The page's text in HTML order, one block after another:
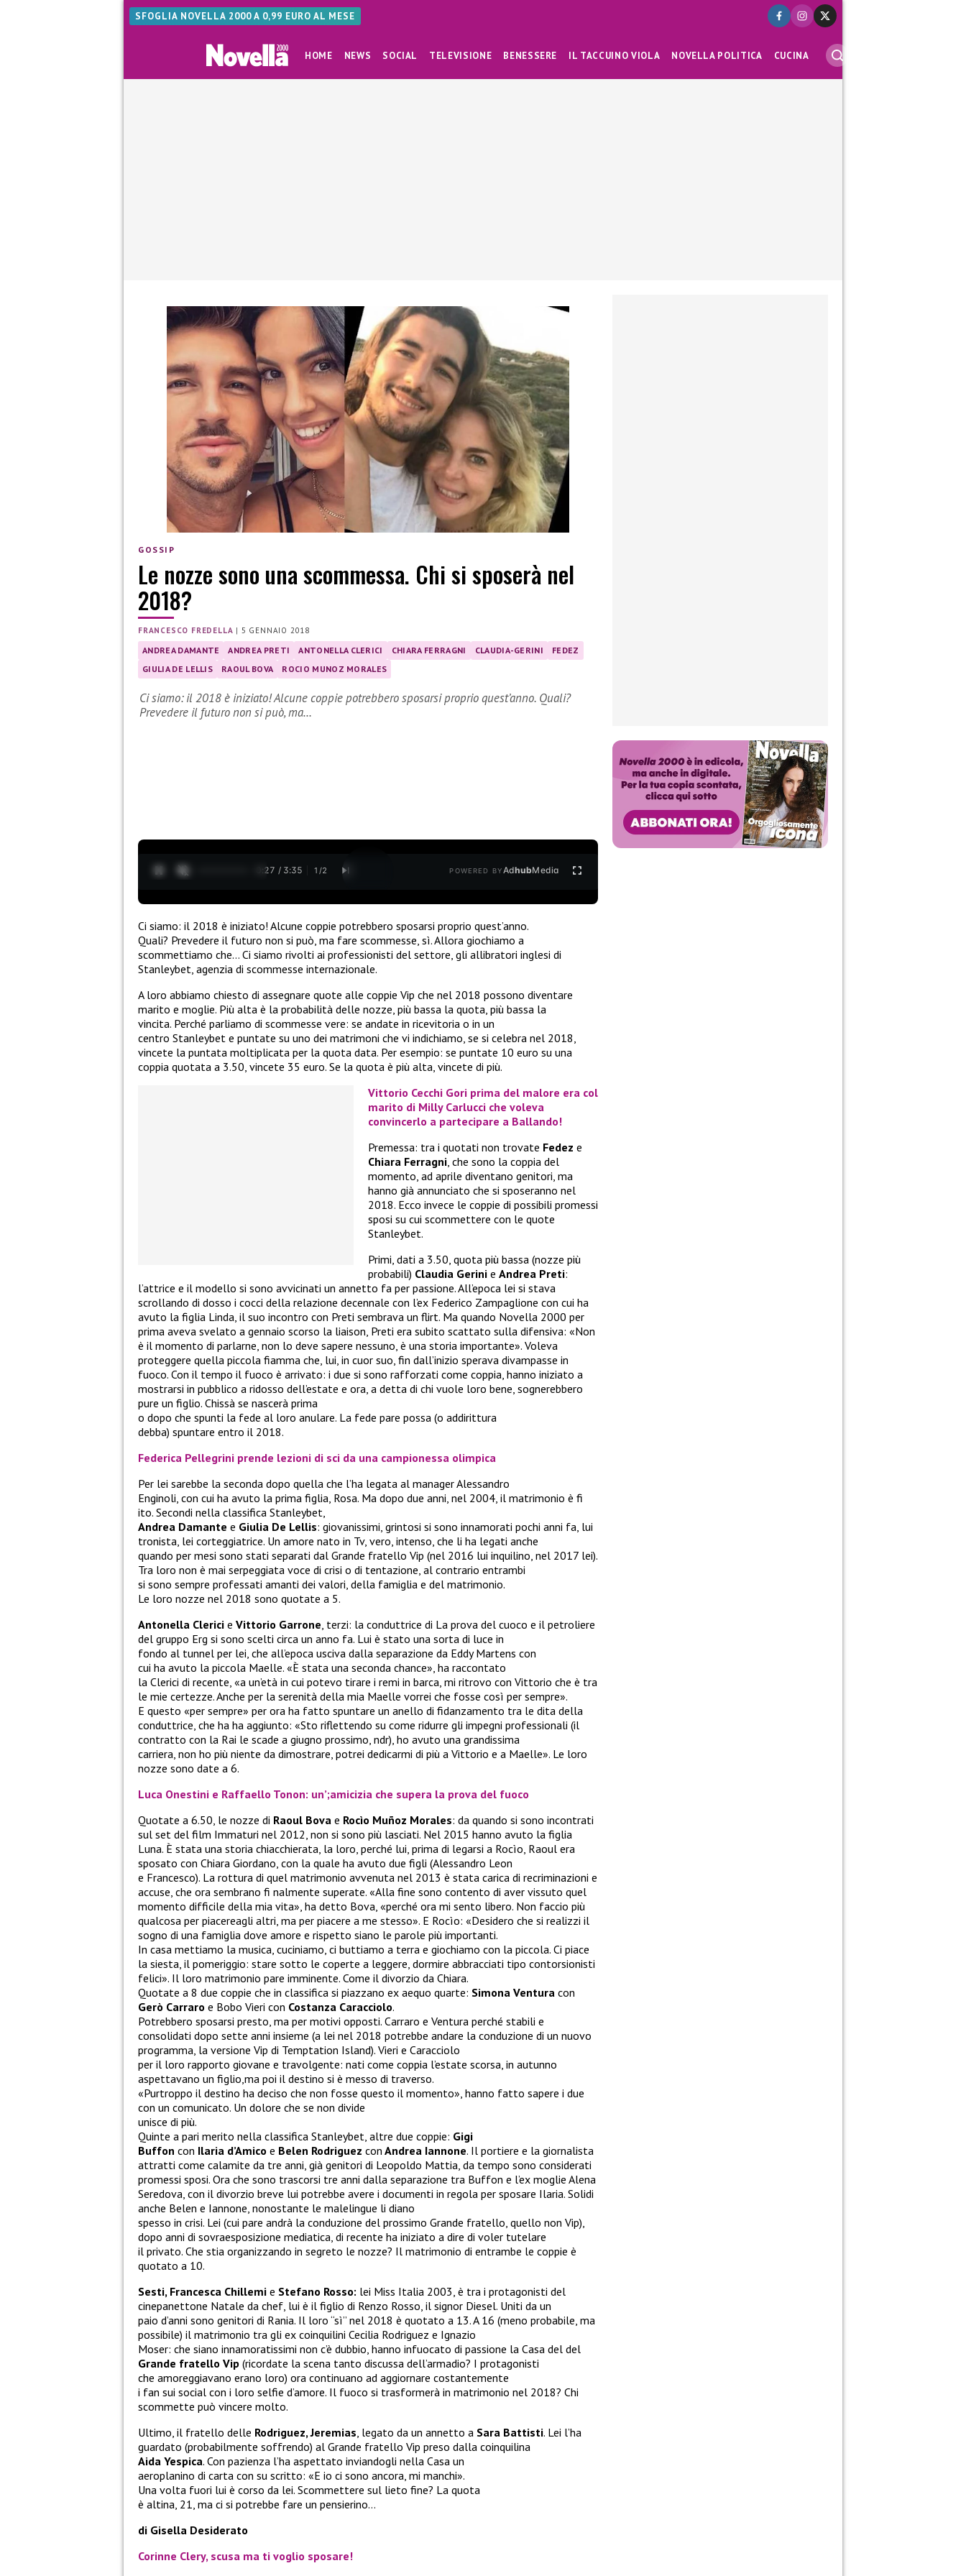
SFOGLIA NOVELLA 2000 A 0,99 EURO AL MESE
HOME NEWS SOCIAL TELEVISIONE BENESSERE IL TACCUINO VIOLA NOVELLA POLITICA CUCINA
GOSSIP
Le nozze sono una scommessa. Chi si sposerà nel
2018?
FRANCESCO FREDELLA | 5 GENNAIO 2018
ANDREA DAMANTE ANDREA PRETI ANTONELLA CLERICI CHIARA FERRAGNI CLAUDIA-GERINI
FEDEZ
GIULIA DE LELLIS
RAOUL BOVA ROCIO MUNOZ MORALES
Ci siamo: il 2018 è iniziato! Alcune coppie potrebbero sposarsi proprio quest’anno. Quali?
Prevedere il futuro non si può, ma…
0:28 / 3:35 1 /2 POWERED BYAdhubMedia
Ci siamo: il 2018 è iniziato! Alcune coppie potrebbero sposarsi proprio quest’anno.
Quali? Prevedere il futuro non si può, ma fare scommesse, sì. Allora giochiamo a
scommettiamo che… Ci siamo rivolti ai professionisti del settore, gli allibratori inglesi di
Stanleybet, agenzia di scommesse internazionale.
A loro abbiamo chiesto di assegnare quote alle coppie Vip che nel 2018 possono diventare
marito e moglie. Più alta è la probabilità delle nozze, più bassa la quota, più bassa la
vincita. Perché parliamo di scommesse vere: se andate in ricevitoria o in un
centro Stanleybet e puntate su uno dei matrimoni che vi indichiamo, se si celebra nel 2018,
vincete la puntata moltiplicata per la quota data. Per esempio: se puntate 10 euro su una
coppia quotata a 3.50, vincete 35 euro. Se la quota è più alta, vincete di più.
Vittorio Cecchi Gori prima del malore era col
marito di Milly Carlucci che voleva
convincerlo a partecipare a Ballando!
Premessa: tra i quotati non trovate Fedez e
Chiara Ferragni , che sono la coppia del
momento, ad aprile diventano genitori, ma
hanno già annunciato che si sposeranno nel
2018. Ecco invece le coppie di possibili promessi
sposi su cui scommettere con le quote
Stanleybet.
Primi, dati a 3.50, quota più bassa (nozze più
probabili) Claudia Gerini e Andrea Preti:
l’attrice e il modello si sono avvicinati un annetto fa per passione. All’epoca lei si stava
scrollando di dosso i cocci della relazione decennale con l’ex Federico Zampaglione con cui ha
avuto la figlia Linda, il suo incontro con Preti sembrava un flirt. Ma quando Novella 2000 per
prima aveva svelato a gennaio scorso la liaison, Preti era subito scattato sulla difensiva: «Non
è il momento di parlarne, non lo deve sapere nessuno, è una storia importante». Voleva
proteggere quella piccola fiamma che, lui, in cuor suo, fin dall’inizio sperava divampasse in
fuoco. Con il tempo il fuoco è arrivato: i due si sono rafforzati come coppia, hanno iniziato a
mostrarsi in pubblico a ridosso dell’estate e ora, a detta di chi vuole loro bene, sognerebbero
pure un figlio. Chissà se nascerà prima
o dopo che spunti la fede al loro anulare. La fede pare possa (o addirittura
debba) spuntare entro il 2018.
Federica Pellegrini prende lezioni di sci da una campionessa olimpica
Per lei sarebbe la seconda dopo quella che l’ha legata al manager Alessandro
Enginoli, con cui ha avuto la prima figlia, Rosa. Ma dopo due anni, nel 2004, il matrimonio è fi
ito. Secondi nella classifica Stanleybet,
Andrea Damante e Giulia De Lellis: giovanissimi, grintosi si sono innamorati pochi anni fa, lui
tronista, lei corteggiatrice. Un amore nato in Tv, vero, intenso, che li ha legati anche
quando per mesi sono stati separati dal Grande fratello Vip (nel 2016 lui inquilino, nel 2017 lei).
Tra loro non è mai serpeggiata voce di crisi o di tentazione, al contrario entrambi
si sono sempre professati amanti dei valori, della famiglia e del matrimonio.
Le loro nozze nel 2018 sono quotate a 5.
Antonella Clerici e Vittorio Garrone , terzi: la conduttrice di La prova del cuoco e il petroliere
del gruppo Erg si sono scelti circa un anno fa. Lui è stato una sorta di luce in
fondo al tunnel per lei, che all’epoca usciva dalla separazione da Eddy Martens con
cui ha avuto la piccola Maelle. «È stata una seconda chance», ha raccontato
la Clerici di recente, «a un’età in cui potevo tirare i remi in barca, mi ritrovo con Vittorio che è tra
le mie certezze. Anche per la serenità della mia Maelle vorrei che fosse così per sempre».
E questo «per sempre» per ora ha fatto spuntare un anello di fidanzamento tra le dita della
conduttrice, che ha ha aggiunto: «Sto riflettendo su come ridurre gli impegni professionali (il
contratto con la Rai le scade a giugno prossimo, ndr), ho avuto una grandissima
carriera, non ho più niente da dimostrare, potrei dedicarmi di più a Vittorio e a Maelle». Le loro
nozze sono date a 6.
Luca Onestini e Raffaello Tonon: un’;amicizia che supera la prova del fuoco
Quotate a 6.50, le nozze di Raoul Bova e Rocìo Muñoz Morales: da quando si sono incontrati
sul set del film Immaturi nel 2012, non si sono più lasciati. Nel 2015 hanno avuto la figlia
Luna. È stata una storia chiacchierata, la loro, perché lui, prima di legarsi a Rocìo, Raoul era
sposato con Chiara Giordano, con la quale ha avuto due figli (Alessandro Leon
e Francesco). La rottura di quel matrimonio avvenuta nel 2013 è stata carica di recriminazioni e
accuse, che ora sembrano fi nalmente superate. «Alla fine sono contento di aver vissuto quel
momento difficile della mia vita», ha detto Bova, «perché ora mi sento libero. Non faccio più
qualcosa per piacereagli altri, ma per piacere a me stesso». E Rocìo: «Desidero che si realizzi il
sogno di una famiglia dove amore e rispetto siano le parole più importanti.
In casa mettiamo la musica, cuciniamo, ci buttiamo a terra e giochiamo con la piccola. Ci piace
la siesta, il pomeriggio: stare sotto le coperte a leggere, dormire abbracciati tipo contorsionisti
felici». Il loro matrimonio pare imminente. Come il divorzio da Chiara.
Quotate a 8 due coppie che in classifica si piazzano ex aequo quarte: Simona Ventura con
Gerò Carraro e Bobo Vieri con Costanza Caracciolo.
Potrebbero sposarsi presto, ma per motivi opposti. Carraro e Ventura perché stabili e
consolidati dopo sette anni insieme (a lei nel 2018 potrebbe andare la conduzione di un nuovo
programma, la versione Vip di Temptation Island). Vieri e Caracciolo
per il loro rapporto giovane e travolgente: nati come coppia l’estate scorsa, in autunno
aspettavano un figlio,ma poi il destino si è messo di traverso.
«Purtroppo il destino ha deciso che non fosse questo il momento», hanno fatto sapere i due
con un comunicato. Un dolore che se non divide
unisce di più.
Quinte a pari merito nella classifica Stanleybet, altre due coppie: Gigi
Buffon con Ilaria d’Amico e Belen Rodriguez con Andrea Iannone. Il portiere e la giornalista
attratti come calamite da tre anni, già genitori di Leopoldo Mattia, da tempo sono considerati
promessi sposi. Ora che sono trascorsi tre anni dalla separazione tra Buffon e l’ex moglie Alena
Seredova, con il divorzio breve lui potrebbe avere i documenti in regola per sposare Ilaria. Solidi
anche Belen e Iannone, nonostante le malelingue li diano
spesso in crisi. Lei (cui pare andrà la conduzione del prossimo Grande fratello, quello non Vip),
dopo anni di sovraesposizione mediatica, di recente ha iniziato a dire di voler tutelare
il privato. Che stia organizzando in segreto le nozze? Il matrimonio di entrambe le coppie è
quotato a 10.
Sesti, Francesca Chillemi e Stefano Rosso: lei Miss Italia 2003, è tra i protagonisti del
cinepanettone Natale da chef, lui è il figlio di Renzo Rosso, il signor Diesel. Uniti da un
paio d’anni sono genitori di Rania. Il loro “sì” nel 2018 è quotato a 13. A 16 (meno probabile, ma
possibile) il matrimonio tra gli ex coinquilini Cecilia Rodriguez e Ignazio
Moser: che siano innamoratissimi non c’è dubbio, hanno infuocato di passione la Casa del del
Grande fratello Vip (ricordate la scena tanto discussa dell’armadio? I protagonisti
che amoreggiavano erano loro) ora continuano ad aggiornare costantemente
i fan sui social con i loro selfie d’amore. Il fuoco si trasformerà in matrimonio nel 2018? Chi
scommette può vincere molto.
Ultimo, il fratello delle Rodriguez, Jeremias , legato da un annetto a Sara Battisti. Lei l’ha
guardato (probabilmente soffrendo) al Grande fratello Vip preso dalla coinquilina
Aida Yespica. Con pazienza l’ha aspettato inviandogli nella Casa un
aeroplanino di carta con su scritto: «E io ci sono ancora, mi manchi».
Una volta fuori lui è corso da lei. Scommettere sul lieto fine? La quota
è altina, 21, ma ci si potrebbe fare un pensierino…
di Gisella Desiderato
Corinne Clery, scusa ma ti voglio sposare!